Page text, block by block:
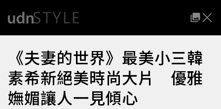
《夫妻的世界》最美小三韓
素希新絕美時尚大片 優雅
嫵媚讓人一見傾心